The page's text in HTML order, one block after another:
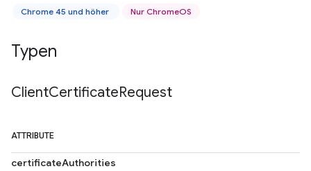
Chrome 45 und höher Nur ChromeOS
Typen
ClientCertificateRequest
ATTRIBUTE
certificateAuthorities